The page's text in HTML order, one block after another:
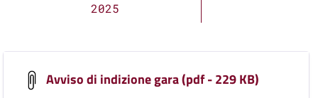
2025
Avviso di indizione gara (pdf - 229 KB)